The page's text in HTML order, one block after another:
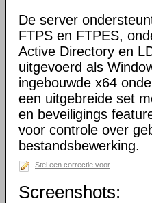
De server
FTPS en FTPES,
Active Directory en
uitgevoerd als
ingebouwde x64
een uitgebreide set
en beveiligings
voor controle over
bestandsbewerking.
Stel een correctie voor
Screenshots: